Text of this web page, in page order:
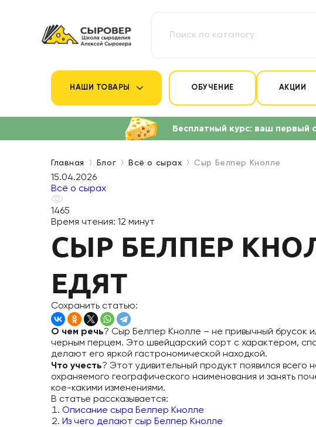
НАШИ ТОВАРЫ ОБУЧЕНИЕ АКЦИИ
Главная Блог Всё о сырах Сыр Белпер Кнолле
15.04.2026
Всё о сырах
1465
Время чтения: 12 минут
СЫР БЕЛПЕР
ЕДЯТ
Сохранить статью:
О чем речь? Сыр Белпер Кнолле – не привычный брусок
черным перцем. Это швейцарский сорт с характером,
делают его яркой гастрономической находкой.
Что учесть? Этот удивительный продукт появился всего
охраняемого географического наименования и занять
кое-какими изменениями.
В статье рассказывается:
Описание сыра Белпер Кнолле
Из чего делают сыр Белпер Кнолле
Бесплатный курс: ваш первый